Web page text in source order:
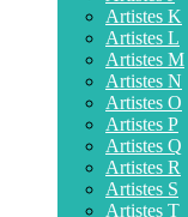
Artistes K
Artistes L
Artistes M
Artistes N
Artistes O
Artistes P
Artistes Q
Artistes R
Artistes S
Artistes T